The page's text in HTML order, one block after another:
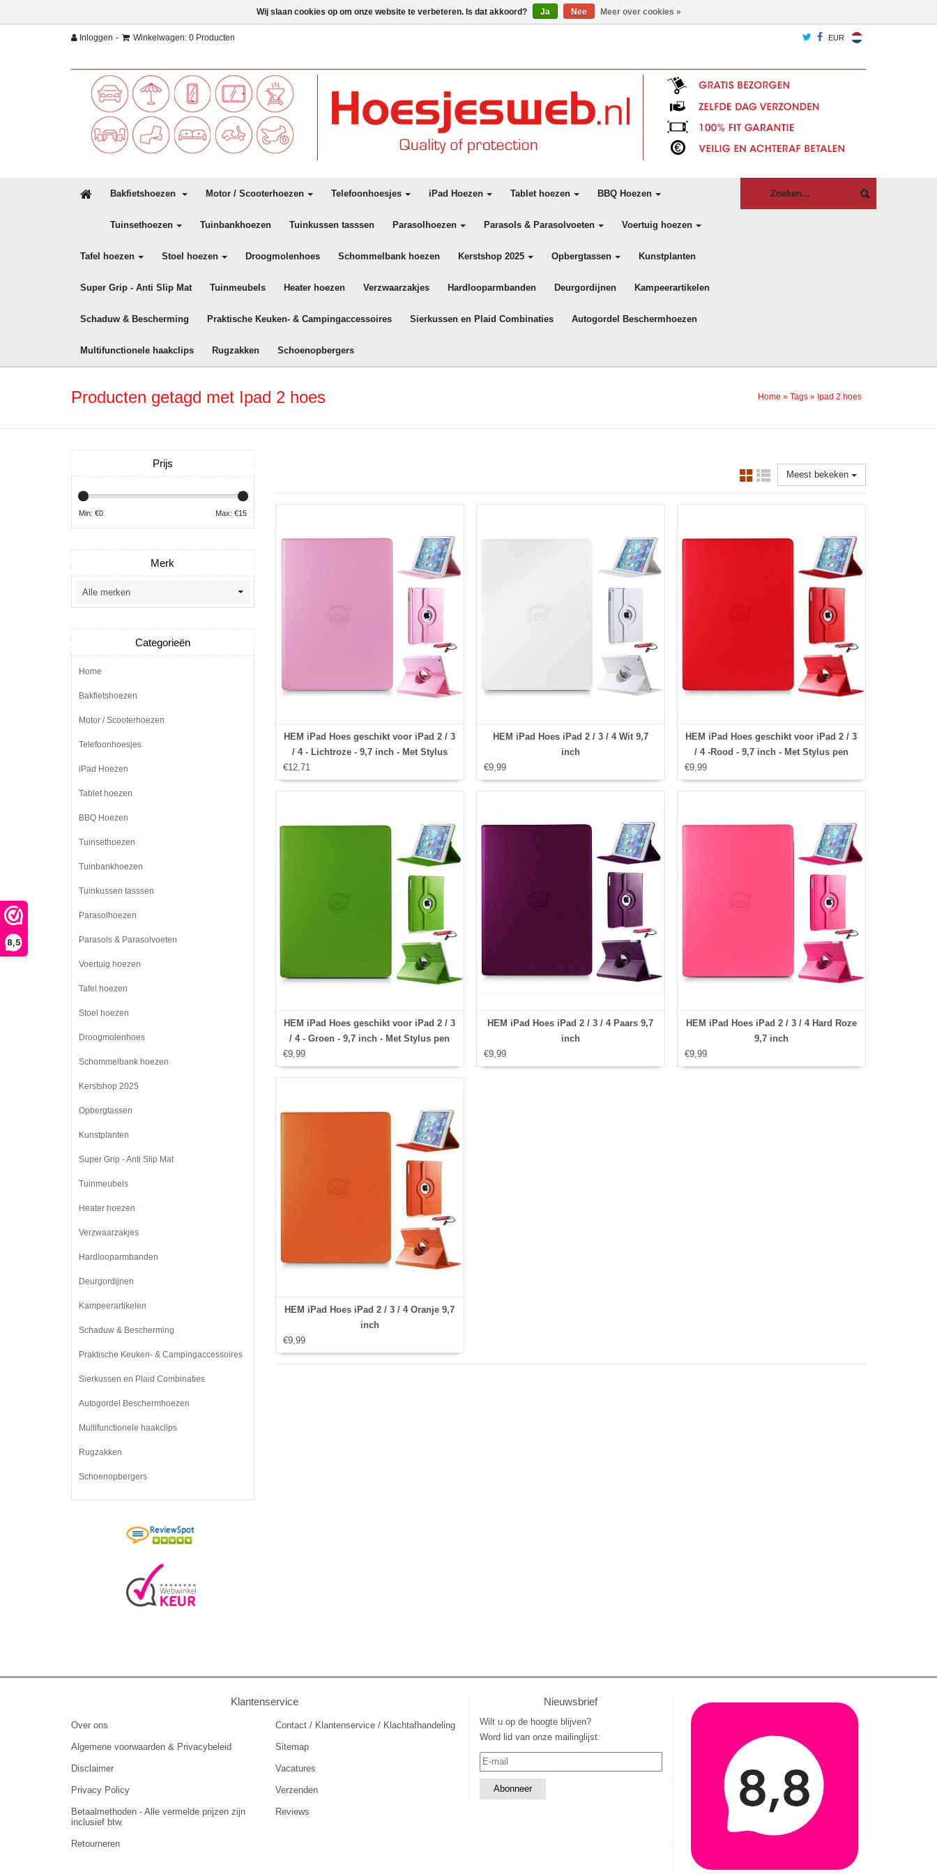
8,5
Inloggen - Winkelwagen: 0 Producten EUR
Bakfietshoezen Motor / Scooterhoezen Telefoonhoesjes iPad Hoezen Tablet hoezen BBQ Hoezen
Tuinsethoezen Tuinbankhoezen Tuinkussen tasssen Parasolhoezen Parasols & Parasolvoeten Voertuig hoezen
Tafel hoezen Stoel hoezen Droogmolenhoes Schommelbank hoezen Kerstshop 2025 Opbergtassen Kunstplanten
Super Grip - Anti Slip Mat Tuinmeubels Heater hoezen Verzwaarzakjes Hardlooparmbanden Deurgordijnen Kampeerartikelen
Schaduw & Bescherming Praktische Keuken- & Campingaccessoires Sierkussen en Plaid Combinaties Autogordel Beschermhoezen
Multifunctionele haakclips Rugzakken Schoenopbergers
Producten getagd met Ipad 2 hoes Home » Tags » Ipad 2 hoes
Meest bekeken
HEM iPad Hoes geschikt voor iPad 2 / 3
/ 4 - Lichtroze - 9,7 inch - Met Stylus
€12,71
HEM iPad Hoes iPad 2 / 3 / 4 Wit 9,7
inch
€9,99
HEM iPad Hoes geschikt voor iPad 2 / 3
/ 4 -Rood - 9,7 inch - Met Stylus pen
€9,99
HEM iPad Hoes geschikt voor iPad 2 / 3
/ 4 - Groen - 9,7 inch - Met Stylus pen
€9,99
HEM iPad Hoes iPad 2 / 3 / 4 Paars 9,7
inch
€9,99
HEM iPad Hoes iPad 2 / 3 / 4 Hard Roze
9,7 inch
€9,99
HEM iPad Hoes iPad 2 / 3 / 4 Oranje 9,7
inch
€9,99
Prijs
Min: €0 Max: €15
Merk
Categorieën
Home
Bakfietshoezen
Motor / Scooterhoezen
Telefoonhoesjes
iPad Hoezen
Tablet hoezen
BBQ Hoezen
Tuinsethoezen
Tuinbankhoezen
Tuinkussen tasssen
Parasolhoezen
Parasols & Parasolvoeten
Voertuig hoezen
Tafel hoezen
Stoel hoezen
Droogmolenhoes
Schommelbank hoezen
Kerstshop 2025
Opbergtassen
Kunstplanten
Super Grip - Anti Slip Mat
Tuinmeubels
Heater hoezen
Verzwaarzakjes
Hardlooparmbanden
Deurgordijnen
Kampeerartikelen
Schaduw & Bescherming
Praktische Keuken- & Campingaccessoires
Sierkussen en Plaid Combinaties
Autogordel Beschermhoezen
Multifunctionele haakclips
Rugzakken
Schoenopbergers
Klantenservice
Over ons
Algemene voorwaarden & Privacybeleid
Disclaimer
Privacy Policy
Betaalmethoden - Alle vermelde prijzen zijn
inclusief btw.
Retourneren
Contact / Klantenservice / Klachtafhandeling
Sitemap
Vacatures
Verzenden
Reviews
Nieuwsbrief
Wilt u op de hoogte blijven?
Word lid van onze mailinglijst:
Wij slaan cookies op om onze website te verbeteren. Is dat akkoord? Ja Nee Meer over cookies »